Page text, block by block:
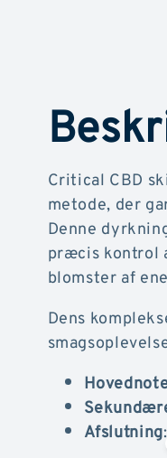
Critical CBD
metode, der
Denne
præcis kontrol
blomster af
Dens
Afslutning